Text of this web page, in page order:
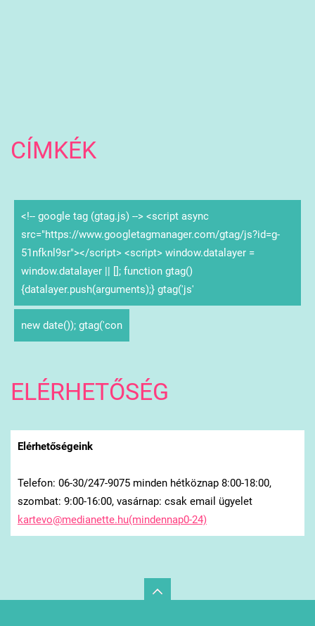
CÍMKÉK
<!-- google tag (gtag.js) --> <script async
src="https://www.googletagmanager.com/gtag/js?id=g-
51nfknl9sr"></script> <script> window.datalayer =
window.datalayer || []; function gtag()
{datalayer.push(arguments);} gtag('js'
new date()); gtag('con
ELÉRHETŐSÉG
Elérhetőségeink
Telefon: 06-30/247-9075 minden hétköznap 8:00-18:00,
szombat: 9:00-16:00, vasárnap: csak email ügyelet
kartevo@medianette.hu(mindennap0-24)